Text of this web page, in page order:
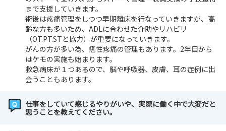
まで支援していきます。
術後は疼痛管理をしつつ早期離床を行なっていきますが、高
齢な方も多いため、ADLに合わせた介助やリハビリ
（OT.PT.STと協力）が重要になっていきます。
がんの方が多い為、癌性疼痛の管理もあります。2年目から
はケモの実施も始まります。
救急病床が１つあるので、脳や呼吸器、皮膚、耳の症例に出
会うこともあります。
仕事をしていて感じるやりがいや、実際に働く中で大変だと
思うことを教えてください。